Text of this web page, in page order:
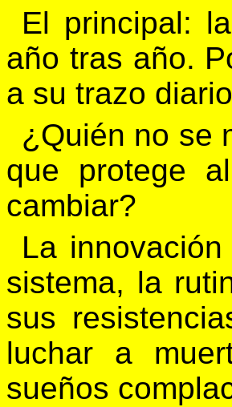
El principal:
año tras año.
a su trazo
¿Quién no se
que protege
cambiar?
La
sistema, la
sus
luchar a
sueños